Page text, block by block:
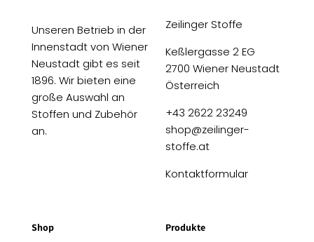
Unseren Betrieb in der
Innenstadt von Wiener
Neustadt gibt es seit
1896. Wir bieten eine
große Auswahl an
Stoffen und Zubehör
an.
Zeilinger Stoffe
Keßlergasse 2 EG
2700 Wiener Neustadt
Österreich
+43 2622 23249
shop@zeilinger-
stoffe.at
Kontaktformular
Shop Produkte